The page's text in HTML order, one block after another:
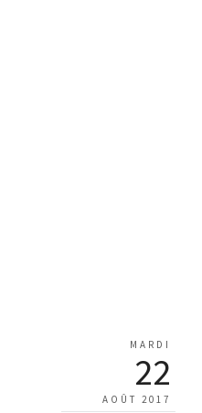
MARDI
22
AOÛT 2017